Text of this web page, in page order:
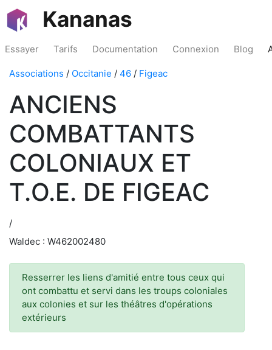
Kananas
Essayer Tarifs Documentation Connexion Blog
Associations / Occitanie / 46 / Figeac
ANCIENS
COMBATTANTS
COLONIAUX ET
T.O.E. DE FIGEAC
/
Waldec : W462002480
Resserrer les liens d'amitié entre tous ceux qui
ont combattu et servi dans les troups coloniales
aux colonies et sur les théâtres d'opérations
extérieurs